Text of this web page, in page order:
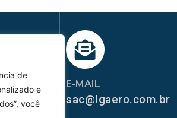
de
e
você
E-MAIL
sac@lgaero.com.br